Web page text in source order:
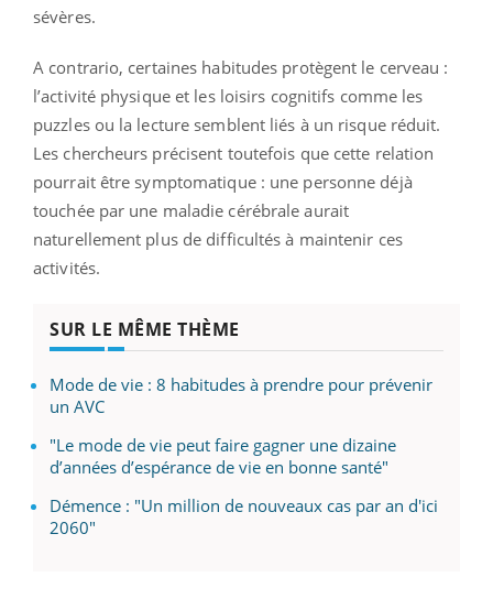
sévères.
A contrario, certaines habitudes protègent le cerveau :
l’activité physique et les loisirs cognitifs comme les
puzzles ou la lecture semblent liés à un risque réduit.
Les chercheurs précisent toutefois que cette relation
pourrait être symptomatique : une personne déjà
touchée par une maladie cérébrale aurait
naturellement plus de difficultés à maintenir ces
activités.
SUR LE MÊME THÈME
Mode de vie : 8 habitudes à prendre pour prévenir
un AVC
"Le mode de vie peut faire gagner une dizaine
d’années d’espérance de vie en bonne santé"
Démence : "Un million de nouveaux cas par an d'ici
2060"